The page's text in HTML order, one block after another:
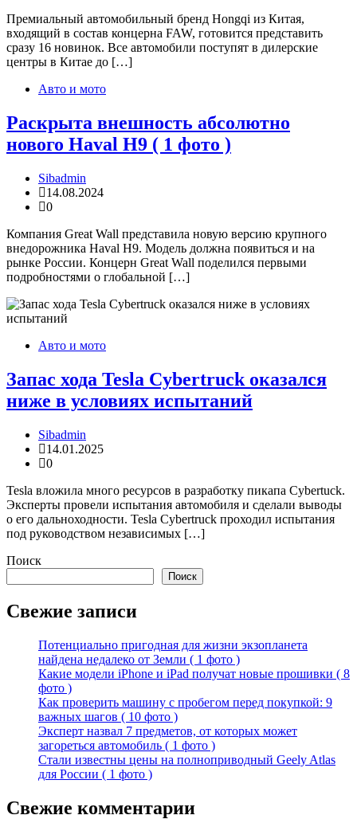
Премиальный автомобильный бренд Hongqi из Китая,
входящий в состав концерна FAW, готовится представить
сразу 16 новинок. Все автомобили поступят в дилерские
центры в Китае до […]
Авто и мото
Раскрыта внешность абсолютно
нового Haval H9 ( 1 фото )
Sibadmin
14.08.2024
0
Компания Great Wall представила новую версию крупного
внедорожника Haval H9. Модель должна появиться и на
рынке России. Концерн Great Wall поделился первыми
подробностями о глобальной […]
Авто и мото
Запас хода Tesla Cybertruck оказался
ниже в условиях испытаний
Sibadmin
14.01.2025
0
Tesla вложила много ресурсов в разработку пикапа Cybertuck.
Эксперты провели испытания автомобиля и сделали выводы
о его дальноходности. Tesla Cybertruck проходил испытания
под руководством независимых […]
Поиск
Поиск
Свежие записи
Потенциально пригодная для жизни экзопланета
найдена недалеко от Земли ( 1 фото )
Какие модели iPhone и iPad получат новые прошивки ( 8
фото )
Как проверить машину с пробегом перед покупкой: 9
важных шагов ( 10 фото )
Эксперт назвал 7 предметов, от которых может
загореться автомобиль ( 1 фото )
Стали известны цены на полноприводный Geely Atlas
для России ( 1 фото )
Свежие комментарии